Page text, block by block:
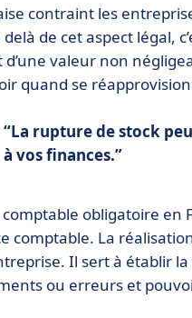
contraint les
de cet aspect légal,
d’une valeur non
quand se
La rupture de stock
à vos finances.
obligatoire en
comptable. La
Il sert à établir
ou erreurs et